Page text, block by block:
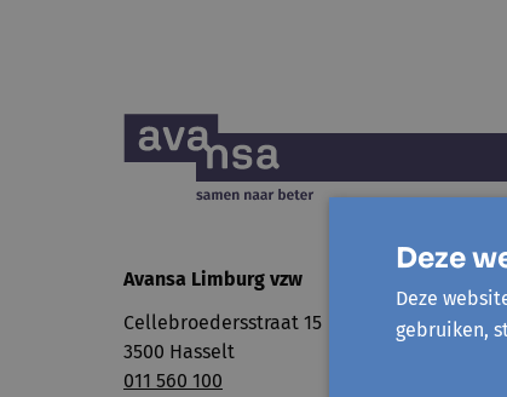
Avansa Limburg vzw
Cellebroedersstraat 15
3500 Hasselt
011 560 100
Deze
Deze
gebruiken,